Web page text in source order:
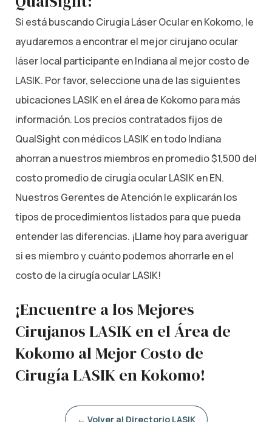
Si está buscando Cirugía Láser Ocular en Kokomo, le
ayudaremos a encontrar el mejor cirujano ocular
láser local participante en Indiana al mejor costo de
LASIK. Por favor, seleccione una de las siguientes
ubicaciones LASIK en el área de Kokomo para más
información. Los precios contratados fijos de
QualSight con médicos LASIK en todo Indiana
ahorran a nuestros miembros en promedio $1,500 del
costo promedio de cirugía ocular LASIK en EN.
Nuestros Gerentes de Atención le explicarán los
tipos de procedimientos listados para que pueda
entender las diferencias. ¡Llame hoy para averiguar
si es miembro y cuánto podemos ahorrarle en el
costo de la cirugía ocular LASIK!
¡Encuentre a los Mejores
Cirujanos LASIK en el Área de
Kokomo al Mejor Costo de
Cirugía LASIK en Kokomo!
← Volver al Directorio LASIK